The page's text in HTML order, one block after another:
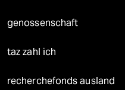
genossenschaft
taz zahl ich
recherchefonds ausland